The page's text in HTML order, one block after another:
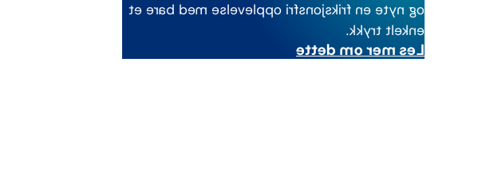
og nyte en friksjonsfri opplevelse med bare et
enkelt trykk.
Les mer om dette